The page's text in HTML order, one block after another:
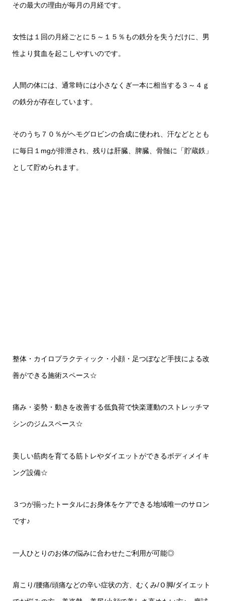
その最大の理由が毎月の月経です。
女性は１回の月経ごとに５～１５％もの鉄分を失うだけに、男
性より貧血を起こしやすいのです。
人間の体には、通常時には小さなくぎ一本に相当する３～４ｇ
の鉄分が存在しています。
そのうち７０％がヘモグロビンの合成に使われ、汗などととも
に毎日１mgが排泄され、残りは肝臓、脾臓、骨髄に「貯蔵鉄」
として貯められます。
整体・カイロプラクティック・小顔・足つぼなど手技による改
善ができる施術スペース☆
痛み・姿勢・動きを改善する低負荷で快楽運動のストレッチマ
シンのジムスペース☆
美しい筋肉を育てる筋トレやダイエットができるボディメイキ
ング設備☆
３つが揃ったトータルにお身体をケアできる地域唯一のサロン
です♪
一人ひとりのお体の悩みに合わせたご利用が可能◎
肩こり/腰痛/頭痛などの辛い症状の方、むくみ/Ｏ脚/ダイエット